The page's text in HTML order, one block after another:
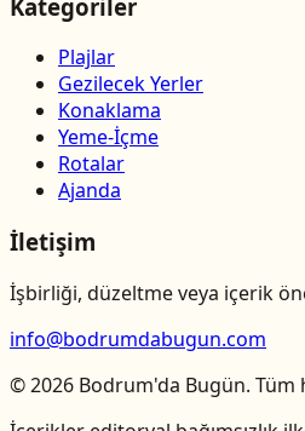
Kategoriler
Plajlar
Gezilecek Yerler
Konaklama
Yeme-İçme
Rotalar
Ajanda
İletişim
İşbirliği, düzeltme veya içerik
info@bodrumdabugun.com
© 2026 Bodrum'da Bugün. Tüm